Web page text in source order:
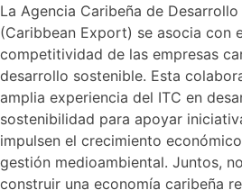
La Agencia Caribeña de
(Caribbean Export) se asocia con
competitividad de las empresas
desarrollo sostenible. Esta
amplia experiencia del ITC en
sostenibilidad para apoyar
impulsen el crecimiento
gestión medioambiental. Juntos,
construir una economía caribeña